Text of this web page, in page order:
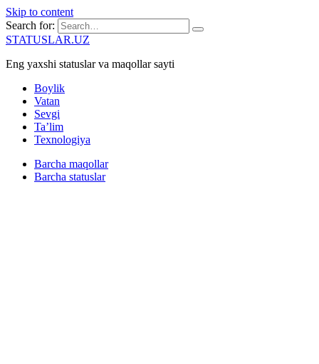
Skip to content
Search for:
STATUSLAR.UZ
Eng yaxshi statuslar va maqollar sayti
Boylik
Vatan
Sevgi
Ta’lim
Texnologiya
Barcha maqollar
Barcha statuslar